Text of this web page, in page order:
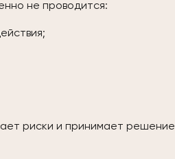
не проводится:
риски и принимает